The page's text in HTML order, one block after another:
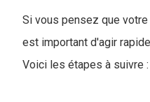
Si vous pensez que
est important d'agir
Voici les étapes à suivre :